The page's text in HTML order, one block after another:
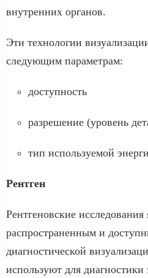
внутренних органов.
Эти технологии
следующим параметрам:
доступность
разрешение (уровень
тип используемой
Рентген
Рентгеновские
распространенным и
диагностической
используют для диагностики